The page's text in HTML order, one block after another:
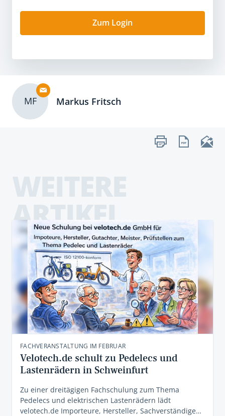
Zum Login
MF Markus Fritsch
ARTIKEL
FACHVERANSTALTUNG IM FEBRUAR
Velotech.de schult zu Pedelecs und
Lastenrädern in Schweinfurt
Zu einer dreitägigen Fachschulung zum Thema
Pedelecs und elektrischen Lastenrädern lädt
velotech.de Importeure, Hersteller, Sachverständige…